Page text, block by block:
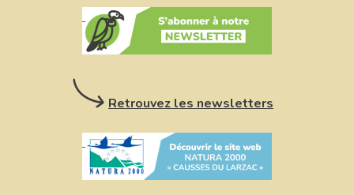
Retrouvez les newsletters